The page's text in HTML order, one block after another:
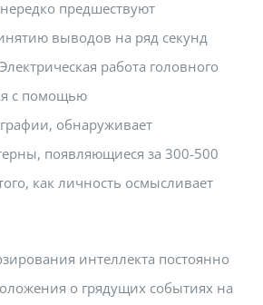
предшествуют
выводов на ряд секунд
работа головного
с помощью
обнаруживает
появляющиеся за 300-500
как личность осмысливает
интеллекта постоянно
о грядущих событиях на